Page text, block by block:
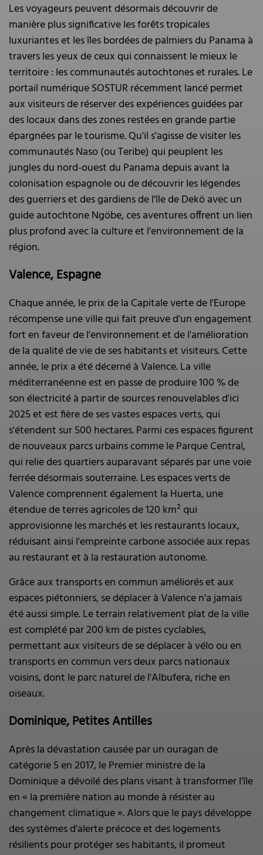
Les voyageurs peuvent désormais découvrir de
manière plus significative les forêts tropicales
luxuriantes et les îles bordées de palmiers du Panama à
travers les yeux de ceux qui connaissent le mieux le
territoire : les communautés autochtones et rurales. Le
portail numérique SOSTUR récemment lancé permet
aux visiteurs de réserver des expériences guidées par
des locaux dans des zones restées en grande partie
épargnées par le tourisme. Qu'il s'agisse de visiter les
communautés Naso (ou Teribe) qui peuplent les
jungles du nord-ouest du Panama depuis avant la
colonisation espagnole ou de découvrir les légendes
des guerriers et des gardiens de l'île de Dekö avec un
guide autochtone Ngöbe, ces aventures offrent un lien
plus profond avec la culture et l'environnement de la
région.
Valence, Espagne
Chaque année, le prix de la Capitale verte de l'Europe
récompense une ville qui fait preuve d'un engagement
fort en faveur de l'environnement et de l'amélioration
de la qualité de vie de ses habitants et visiteurs. Cette
année, le prix a été décerné à Valence. La ville
méditerranéenne est en passe de produire 100 % de
son électricité à partir de sources renouvelables d'ici
2025 et est fière de ses vastes espaces verts, qui
s'étendent sur 500 hectares. Parmi ces espaces figurent
de nouveaux parcs urbains comme le Parque Central,
qui relie des quartiers auparavant séparés par une voie
ferrée désormais souterraine. Les espaces verts de
Valence comprennent également la Huerta, une
étendue de terres agricoles de 120 km² qui
approvisionne les marchés et les restaurants locaux,
réduisant ainsi l'empreinte carbone associée aux repas
au restaurant et à la restauration autonome.
Grâce aux transports en commun améliorés et aux
espaces piétonniers, se déplacer à Valence n'a jamais
été aussi simple. Le terrain relativement plat de la ville
est complété par 200 km de pistes cyclables,
permettant aux visiteurs de se déplacer à vélo ou en
transports en commun vers deux parcs nationaux
voisins, dont le parc naturel de l'Albufera, riche en
oiseaux.
Dominique, Petites Antilles
Après la dévastation causée par un ouragan de
catégorie 5 en 2017, le Premier ministre de la
Dominique a dévoilé des plans visant à transformer l'île
en « la première nation au monde à résister au
changement climatique ». Alors que le pays développe
des systèmes d'alerte précoce et des logements
résilients pour protéger ses habitants, il promeut